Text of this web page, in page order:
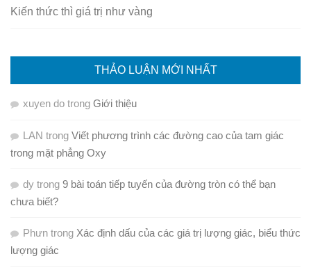
Kiến thức thì giá trị như vàng
THẢO LUẬN MỚI NHẤT
xuyen do trong Giới thiệu
LAN trong Viết phương trình các đường cao của tam giác
trong mặt phẳng Oxy
dy trong 9 bài toán tiếp tuyến của đường tròn có thể bạn
chưa biết?
Phưn trong Xác định dấu của các giá trị lượng giác, biểu thức
lượng giác